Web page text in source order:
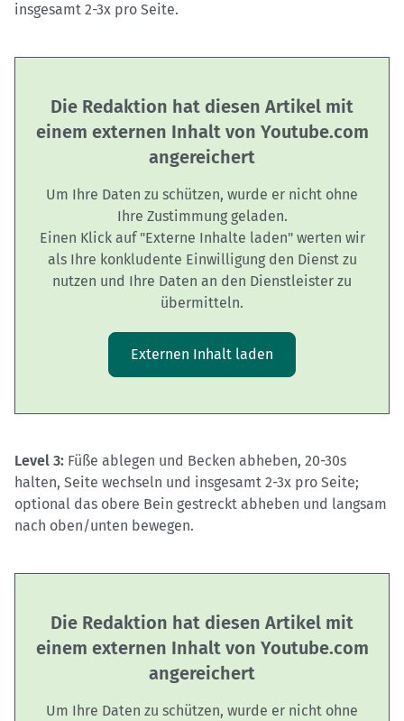
insgesamt 2-3x pro Seite.
Die Redaktion hat diesen Artikel mit
einem externen Inhalt von Youtube.com
angereichert
Um Ihre Daten zu schützen, wurde er nicht ohne
Ihre Zustimmung geladen.
Einen Klick auf "Externe Inhalte laden" werten wir
als Ihre konkludente Einwilligung den Dienst zu
nutzen und Ihre Daten an den Dienstleister zu
übermitteln.
Externen Inhalt laden
Level 3: Füße ablegen und Becken abheben, 20-30s
halten, Seite wechseln und insgesamt 2-3x pro Seite;
optional das obere Bein gestreckt abheben und langsam
nach oben/unten bewegen.
Die Redaktion hat diesen Artikel mit
einem externen Inhalt von Youtube.com
angereichert
Um Ihre Daten zu schützen, wurde er nicht ohne